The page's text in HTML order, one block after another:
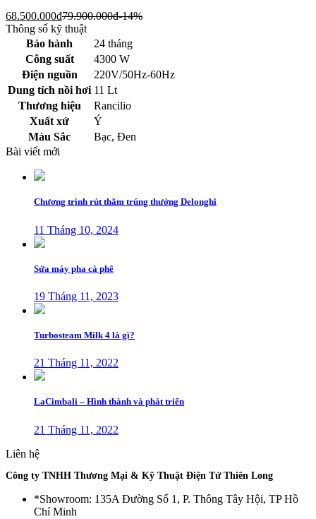
68.500.000đ79.900.000đ-14%
Thông số kỹ thuật
Bảo hành
24 tháng
Công suất
4300 W
Điện nguồn
220V/50Hz-60Hz
Dung tích nồi hơi 11 Lt
Thương hiệu
Rancilio
Xuất xứ
Ý
Màu Sắc
Bạc, Đen
Bài viết mới
Chương trình rút thăm trúng thưởng Delonghi
11 Tháng 10, 2024
Sửa máy pha cà phê
19 Tháng 11, 2023
Turbosteam Milk 4 là gì?
21 Tháng 11, 2022
LaCimbali – Hình thành và phát triển
21 Tháng 11, 2022
Liên hệ
Công ty TNHH Thương Mại & Kỹ Thuật Điện Tử Thiên Long
*Showroom: 135A Đường Số 1, P. Thông Tây Hội, TP Hồ
Chí Minh